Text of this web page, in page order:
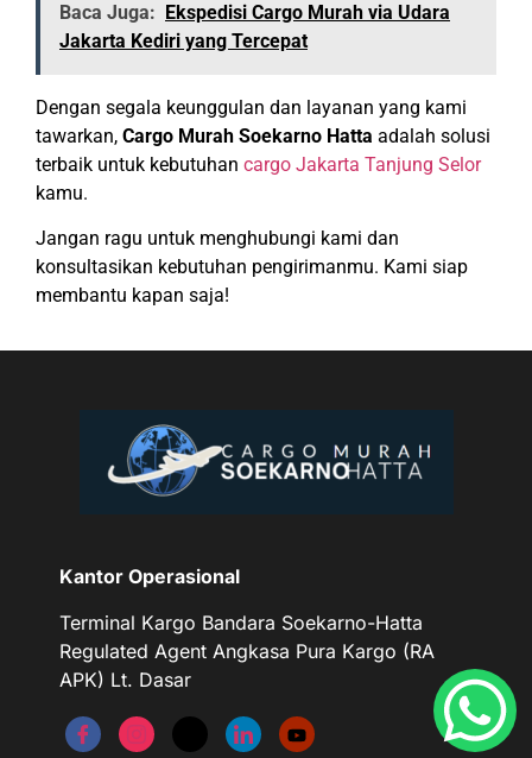
Baca Juga: Ekspedisi Cargo Murah via Udara
Jakarta Kediri yang Tercepat
Dengan segala keunggulan dan layanan yang kami
tawarkan, Cargo Murah Soekarno Hatta adalah solusi
terbaik untuk kebutuhan cargo Jakarta Tanjung Selor
kamu.
Jangan ragu untuk menghubungi kami dan
konsultasikan kebutuhan pengirimanmu. Kami siap
membantu kapan saja!
Kantor Operasional
Terminal Kargo Bandara Soekarno-Hatta
Regulated Agent Angkasa Pura Kargo (RA
APK) Lt. Dasar